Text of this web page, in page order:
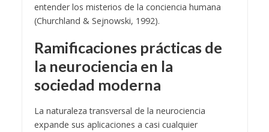
entender los misterios de la conciencia humana
(Churchland & Sejnowski, 1992).
Ramificaciones prácticas de
la neurociencia en la
sociedad moderna
La naturaleza transversal de la neurociencia
expande sus aplicaciones a casi cualquier